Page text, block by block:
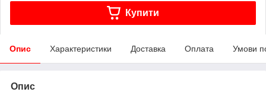
Купити
Опис Характеристики Доставка Оплата Умови
Опис